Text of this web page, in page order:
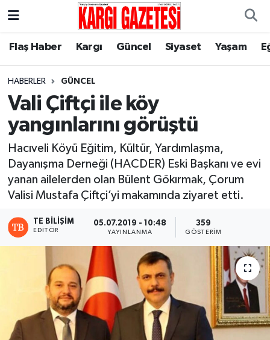
Flaş Haber Kargı Güncel Siyaset Yaşam
HABERLER GÜNCEL
Vali Çiftçi ile köy
yangınlarını görüştü
Hacıveli Köyü Eğitim, Kültür, Yardımlaşma,
Dayanışma Derneği (HACDER) Eski Başkanı ve evi
yanan ailelerden olan Bülent Gökırmak, Çorum
Valisi Mustafa Çiftçi’yi makamında ziyaret etti.
TE BILIŞIM
EDITÖR
05.07.2019 - 10:48
YAYINLANMA
359
GÖSTERIM
Flaş Haber
Kargı
Güncel
Siyaset
Yaşam
Eğitim
Nöbetçi Eczaneler
Hava Durumu
Çorum Namaz Vakitleri
Trafik Durumu
Süper Lig Puan Durumu ve Fikstür
Tüm Manşetler
Son Dakika Haberleri
Haber Arşivi